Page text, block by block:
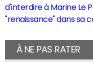
d'interdire à Marine Le
"renaissance" dans sa
À NE PAS RATER